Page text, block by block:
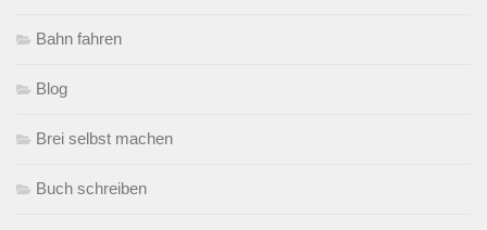
Bahn fahren
Blog
Brei selbst machen
Buch schreiben